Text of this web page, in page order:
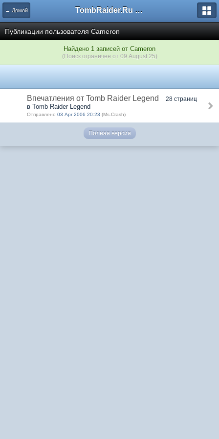
← Домой TombRaider.Ru - Форумы
Публикации пользователя Cameron
Найдено 1 записей от Cameron
(Поиск ограничен от 09 August 25)
Впечатления от Tomb Raider Legend 28 страниц
в Tomb Raider Legend
Отправлено 03 Apr 2006 20:23 (Ms.Crash)
Полная версия